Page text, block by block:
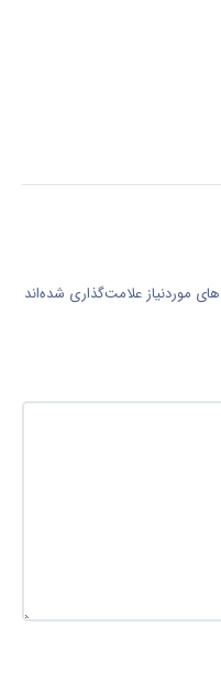
موردنیاز علامت‌گذاری شده‌اند